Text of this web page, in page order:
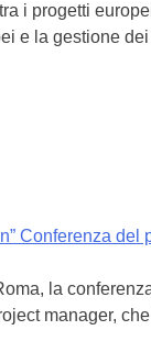
i progetti
e la gestione
Conferenza del
la
manager,